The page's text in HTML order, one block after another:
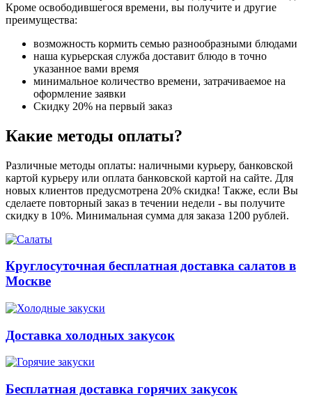
Кроме освободившегося времени, вы получите и другие
преимущества:
возможность кормить семью разнообразными блюдами
наша курьерская служба доставит блюдо в точно
указанное вами время
минимальное количество времени, затрачиваемое на
оформление заявки
Скидку 20% на первый заказ
Какие методы оплаты?
Различные методы оплаты: наличными курьеру, банковской
картой курьеру или оплата банковской картой на сайте. Для
новых клиентов предусмотрена 20% скидка! Также, если Вы
сделаете повторный заказ в течении недели - вы получите
скидку в 10%. Минимальная сумма для заказа 1200 рублей.
Круглосуточная бесплатная доставка салатов в
Москве
Доставка холодных закусок
Бесплатная доставка горячих закусок